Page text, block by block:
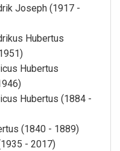
Joseph (1917 -
Hubertus
Hubertus
Hubertus (1884 -
(1840 - 1889)
- 2017)